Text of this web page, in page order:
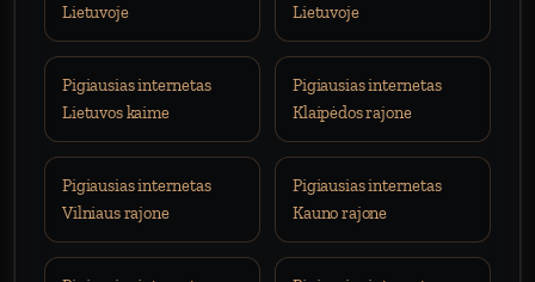
Lietuvoje
Lietuvoje
Pigiausias internetas
Lietuvos kaime
Pigiausias internetas
Klaipėdos rajone
Pigiausias internetas
Vilniaus rajone
Pigiausias internetas
Kauno rajone